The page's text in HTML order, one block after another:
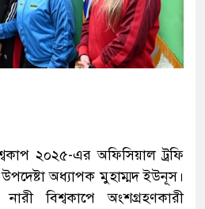
২০২৫-এর অফিসিয়াল ট্রফি
অধ্যাপক মুহাম্মদ ইউনূস।
বিশ্বকাপে অংশগ্রহণকারী